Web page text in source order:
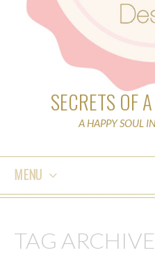
SECRETS OF
A HAPPY SOUL
MENU
CONTENT
TAG